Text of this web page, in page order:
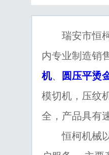
瑞安市恒柯
内专业制造销
机、 圆压平烫
模切机，压纹
全，产品具有
恒柯机械以